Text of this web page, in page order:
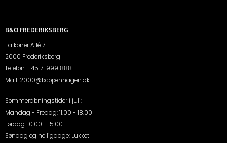
B&O FREDERIKSBERG
Falkoner Allé 7
2000 Frederiksberg
Telefon:+45 71 999 888
Mail: 2000@bcopenhagen.dk
Sommeråbningstider i juli:
Mandag - Fredag: 11.00 - 18.00
Lørdag: 10.00 - 15.00
Søndag og helligdage: Lukket